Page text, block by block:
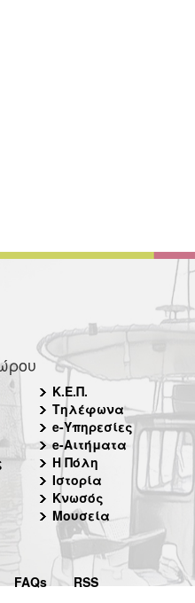
Κ.Ε.Π.
Τηλέφωνα
e-Υπηρεσίες
e-Αιτήματα
Η Πόλη
Ιστορία
Κνωσός
Μουσεία
FAQs RSS